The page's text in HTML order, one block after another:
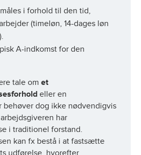
i forhold til den tid,
(timeløn, 14-dages løn
A-indkomst for den
tale om et
eller en
behøver dog ikke nødvendigvis
har
i traditionel forstand.
kan fx bestå i at fastsætte
udførelse, hvorefter